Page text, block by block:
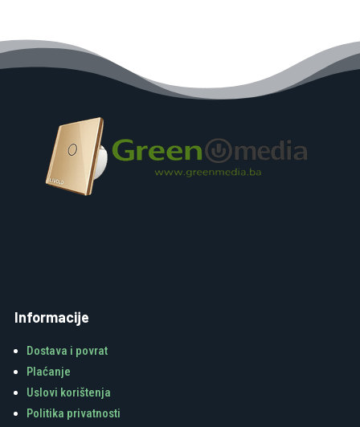
Informacije
Dostava i povrat
Plaćanje
Uslovi korištenja
Politika privatnosti